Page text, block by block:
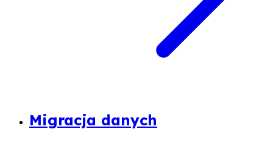
Migracja danych